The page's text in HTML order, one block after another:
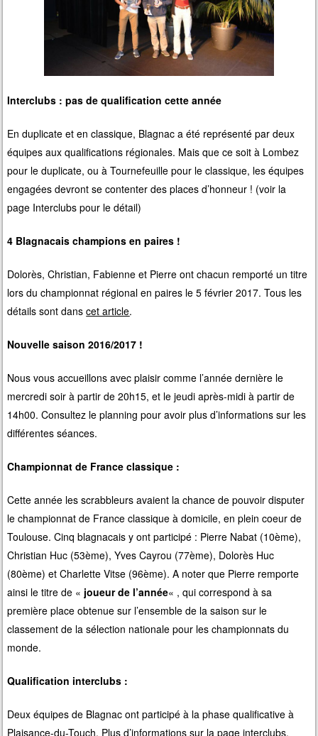
Interclubs : pas de qualification cette année
En duplicate et en classique, Blagnac a été représenté par deux
équipes aux qualifications régionales. Mais que ce soit à Lombez
pour le duplicate, ou à Tournefeuille pour le classique, les équipes
engagées devront se contenter des places d’honneur ! (voir la
page Interclubs pour le détail)
4 Blagnacais champions en paires !
Dolorès, Christian, Fabienne et Pierre ont chacun remporté un titre
lors du championnat régional en paires le 5 février 2017. Tous les
détails sont danscet article.
Nouvelle saison 2016/2017 !
Nous vous accueillons avec plaisir comme l’année dernière le
mercredi soir à partir de 20h15, et le jeudi après-midi à partir de
14h00. Consultez le planning pour avoir plus d’informations sur les
différentes séances.
Championnat de France classique :
Cette année les scrabbleurs avaient la chance de pouvoir disputer
le championnat de France classique à domicile, en plein coeur de
Toulouse. Cinq blagnacais y ont participé : Pierre Nabat (10ème),
Christian Huc (53ème), Yves Cayrou (77ème), Dolorès Huc
(80ème) et Charlette Vitse (96ème). A noter que Pierre remporte
ainsi le titre de « joueur de l’année« , qui correspond à sa
première place obtenue sur l’ensemble de la saison sur le
classement de la sélection nationale pour les championnats du
monde.
Qualification interclubs :
Deux équipes de Blagnac ont participé à la phase qualificative à
Plaisance-du-Touch. Plus d’informations sur la page interclubs.